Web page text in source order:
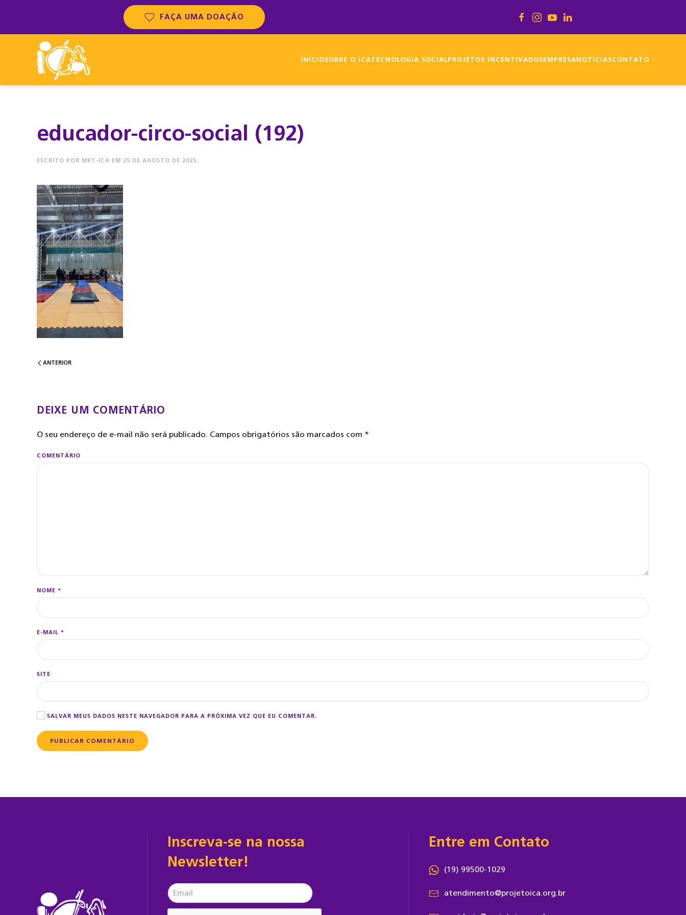
FAÇA UMA DOAÇÃO
INÍCIOSOBRE O ICATECNOLOGIA SOCIALPROJETOS INCENTIVADOS EMPRESA NOTÍCIASCONTATO
educador-circo-social (192)
ESCRITO POR MKT-ICA EM 25 DE AGOSTO DE 2025
ANTERIOR
DEIXE UM COMENTÁRIO
O seu endereço de e-mail não será publicado. Campos obrigatórios são marcados com *
COMENTÁRIO
NOME *
E-MAIL *
SITE
SALVAR MEUS DADOS NESTE NAVEGADOR PARA A PRÓXIMA VEZ QUE EU COMENTAR.
PUBLICAR COMENTÁRIO
Inscreva-se na nossa
Newsletter!
Entre em Contato
(19) 99500-1029
atendimento@projetoica.org.br